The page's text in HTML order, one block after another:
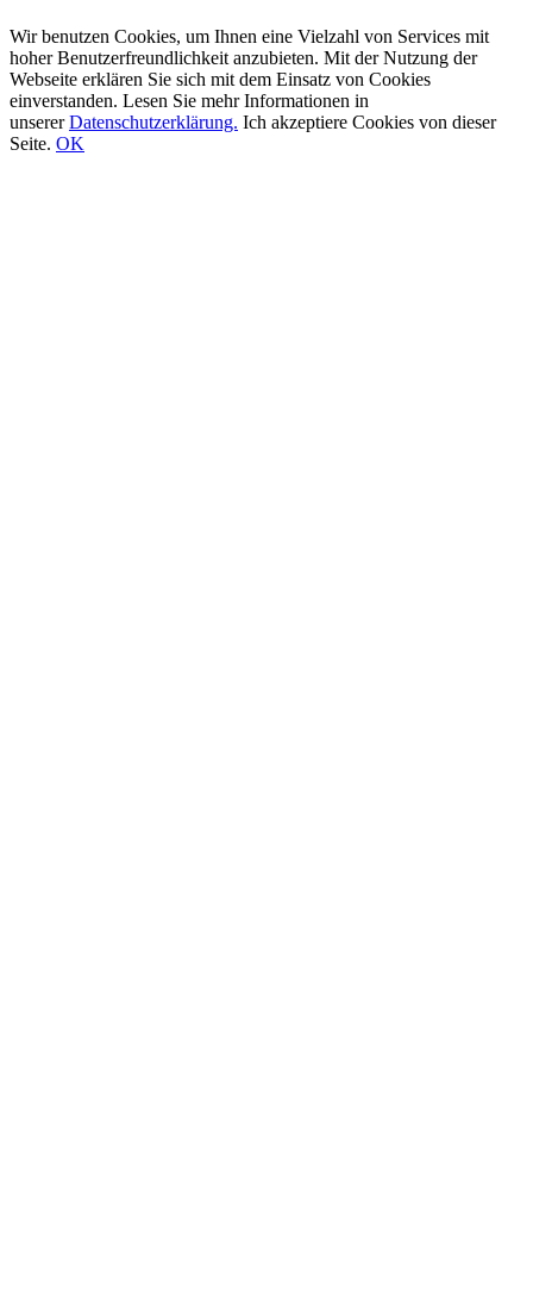
Wir benutzen Cookies, um Ihnen eine Vielzahl von Services mit
hoher Benutzerfreundlichkeit anzubieten. Mit der Nutzung der
Webseite erklären Sie sich mit dem Einsatz von Cookies
einverstanden. Lesen Sie mehr Informationen in
unsererDatenschutzerklärung. Ich akzeptiere Cookies von dieser
Seite. OK